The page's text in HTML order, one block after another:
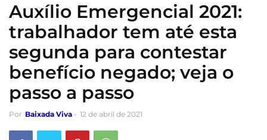
Auxílio Emergencial 2021:
trabalhador tem até esta
segunda para contestar
benefício negado; veja o
passo a passo
Por Baixada Viva - 12 de abril de 2021